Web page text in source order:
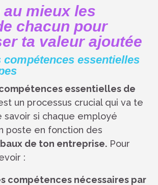
mieux les
chacun pour
ta valeur ajoutée
compétences essentielles
essentielles de
un processus crucial qui va te
si chaque employé
poste en fonction des
de ton entreprise. Pour
:
compétences nécessaires par